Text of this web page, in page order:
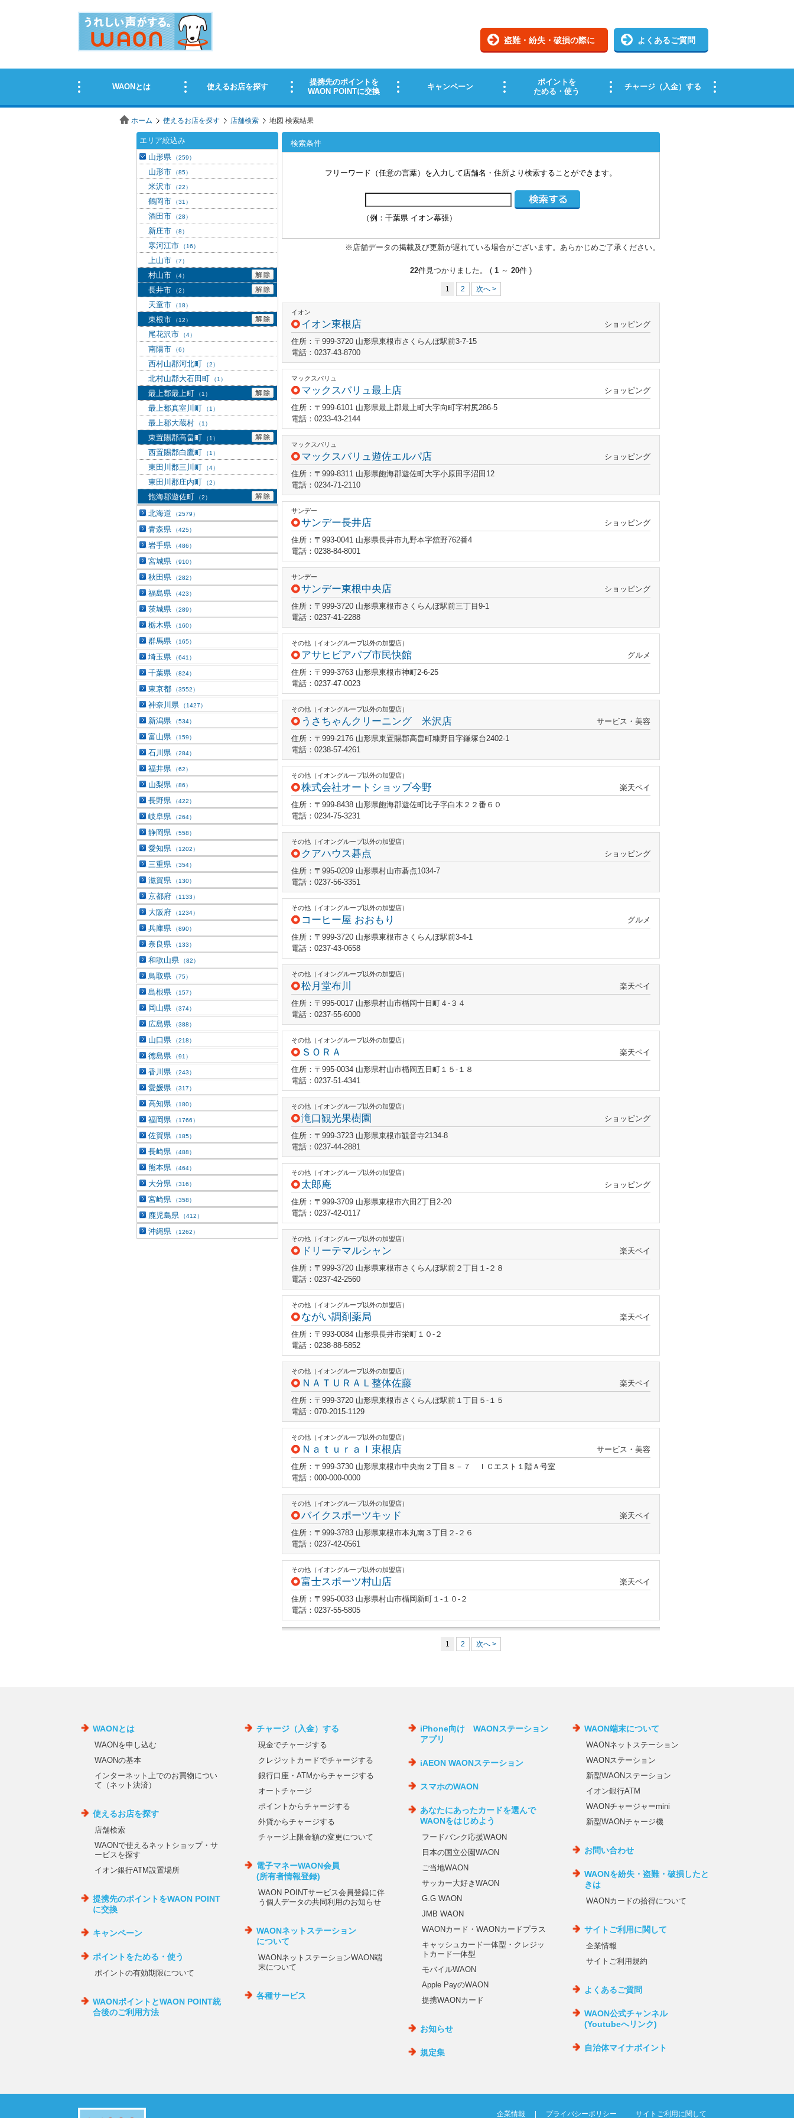
ホーム 使えるお店を探す 店舗検索 地図 検索結果
検索条件
フリーワード（任意の言葉）を入力して店舗名・住所より検索することができます。
（例：千葉県 イオン幕張）
※店舗データの掲載及び更新が遅れている場合がございます。あらかじめご了承ください。
22件見つかりました。 ( 1 ～ 20件 )
1 2 次へ >
イオン
イオン東根店
ショッピング
住所：〒999-3720 山形県東根市さくらんぼ駅前3-7-15
電話：0237-43-8700
マックスバリュ
マックスバリュ最上店
ショッピング
住所：〒999-6101 山形県最上郡最上町大字向町字村尻286-5
電話：0233-43-2144
マックスバリュ
マックスバリュ遊佐エルパ店
ショッピング
住所：〒999-8311 山形県飽海郡遊佐町大字小原田字沼田12
電話：0234-71-2110
サンデー
サンデー長井店
ショッピング
住所：〒993-0041 山形県長井市九野本字舘野762番4
電話：0238-84-8001
サンデー
サンデー東根中央店
ショッピング
住所：〒999-3720 山形県東根市さくらんぼ駅前三丁目9-1
電話：0237-41-2288
その他（イオングループ以外の加盟店）
アサヒビアパブ市民快館
グルメ
住所：〒999-3763 山形県東根市神町2-6-25
電話：0237-47-0023
その他（イオングループ以外の加盟店）
うさちゃんクリーニング 米沢店
サービス・美容
住所：〒999-2176 山形県東置賜郡高畠町糠野目字鎌塚台2402-1
電話：0238-57-4261
その他（イオングループ以外の加盟店）
株式会社オートショップ今野
楽天ペイ
住所：〒999-8438 山形県飽海郡遊佐町比子字白木２２番６０
電話：0234-75-3231
その他（イオングループ以外の加盟店）
クアハウス碁点
ショッピング
住所：〒995-0209 山形県村山市碁点1034-7
電話：0237-56-3351
その他（イオングループ以外の加盟店）
コーヒー屋 おおもり
グルメ
住所：〒999-3720 山形県東根市さくらんぼ駅前3-4-1
電話：0237-43-0658
その他（イオングループ以外の加盟店）
松月堂布川
楽天ペイ
住所：〒995-0017 山形県村山市楯岡十日町４‐３４
電話：0237-55-6000
その他（イオングループ以外の加盟店）
ＳＯＲＡ
楽天ペイ
住所：〒995-0034 山形県村山市楯岡五日町１５‐１８
電話：0237-51-4341
その他（イオングループ以外の加盟店）
滝口観光果樹園
ショッピング
住所：〒999-3723 山形県東根市観音寺2134-8
電話：0237-44-2881
その他（イオングループ以外の加盟店）
太郎庵
ショッピング
住所：〒999-3709 山形県東根市六田2丁目2-20
電話：0237-42-0117
その他（イオングループ以外の加盟店）
ドリーテマルシャン
楽天ペイ
住所：〒999-3720 山形県東根市さくらんぼ駅前２丁目１‐２８
電話：0237-42-2560
その他（イオングループ以外の加盟店）
ながい調剤薬局
楽天ペイ
住所：〒993-0084 山形県長井市栄町１０‐２
電話：0238-88-5852
その他（イオングループ以外の加盟店）
ＮＡＴＵＲＡＬ整体佐藤
楽天ペイ
住所：〒999-3720 山形県東根市さくらんぼ駅前１丁目５‐１５
電話：070-2015-1129
その他（イオングループ以外の加盟店）
Ｎａｔｕｒａｌ東根店
サービス・美容
住所：〒999-3730 山形県東根市中央南２丁目８－７ ＩＣエスト１階Ａ号室
電話：000-000-0000
その他（イオングループ以外の加盟店）
バイクスポーツキッド
楽天ペイ
住所：〒999-3783 山形県東根市本丸南３丁目２‐２６
電話：0237-42-0561
その他（イオングループ以外の加盟店）
富士スポーツ村山店
楽天ペイ
住所：〒995-0033 山形県村山市楯岡新町１‐１０‐２
電話：0237-55-5805
1 2 次へ >
エリア絞込み
山形県
（259）
山形市 （85）
米沢市 （22）
鶴岡市 （31）
酒田市 （28）
新庄市 （8）
寒河江市 （16）
上山市 （7）
村山市 （4）
長井市 （2）
天童市 （18）
東根市 （12）
尾花沢市 （4）
南陽市 （6）
西村山郡河北町 （2）
北村山郡大石田町 （1）
最上郡最上町 （1）
最上郡真室川町 （1）
最上郡大蔵村 （1）
東置賜郡高畠町 （1）
西置賜郡白鷹町 （1）
東田川郡三川町 （4）
東田川郡庄内町 （2）
飽海郡遊佐町 （2）
北海道 （2579）
青森県 （425）
岩手県 （486）
宮城県 （910）
秋田県 （282）
福島県 （423）
茨城県 （289）
栃木県 （160）
群馬県 （165）
埼玉県 （641）
千葉県 （824）
東京都 （3552）
神奈川県 （1427）
新潟県 （534）
富山県 （159）
石川県 （284）
福井県 （62）
山梨県 （86）
長野県 （422）
岐阜県 （264）
静岡県 （558）
愛知県 （1202）
三重県 （354）
滋賀県 （130）
京都府 （1133）
大阪府 （1234）
兵庫県 （890）
奈良県 （133）
和歌山県 （82）
鳥取県 （75）
島根県 （157）
岡山県 （374）
広島県 （388）
山口県 （218）
徳島県 （91）
香川県 （243）
愛媛県 （317）
高知県 （180）
福岡県 （1766）
佐賀県 （185）
長崎県 （488）
熊本県 （464）
大分県 （316）
宮崎県 （358）
鹿児島県 （412）
沖縄県 （1262）